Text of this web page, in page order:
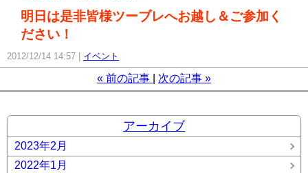
明日は是非皆様ツーブレへお越し＆ご参加く
ださい！
2012/12/14 14:57 イベント
« 前の記事 次の記事 »
アーカイブ
2023年2月
2022年1月